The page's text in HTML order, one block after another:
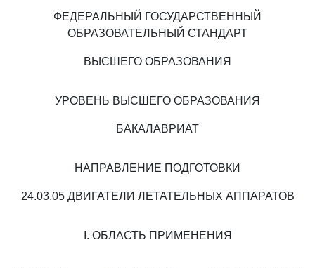
ФЕДЕРАЛЬНЫЙ ГОСУДАРСТВЕННЫЙ
ОБРАЗОВАТЕЛЬНЫЙ СТАНДАРТ
ВЫСШЕГО ОБРАЗОВАНИЯ
УРОВЕНЬ ВЫСШЕГО ОБРАЗОВАНИЯ
БАКАЛАВРИАТ
НАПРАВЛЕНИЕ ПОДГОТОВКИ
24.03.05 ДВИГАТЕЛИ ЛЕТАТЕЛЬНЫХ АППАРАТОВ
I. ОБЛАСТЬ ПРИМЕНЕНИЯ